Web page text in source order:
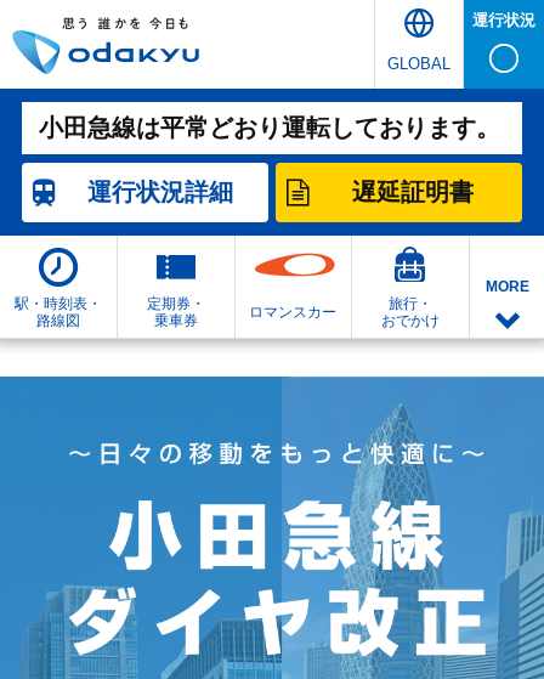
GLOBAL
運行状況
小田急線は平常どおり運転しております。
運行状況詳細 遅延証明書
駅・時刻表・
路線図
定期券・
乗車券
ロマンスカー
旅行・
おでかけ
MORE